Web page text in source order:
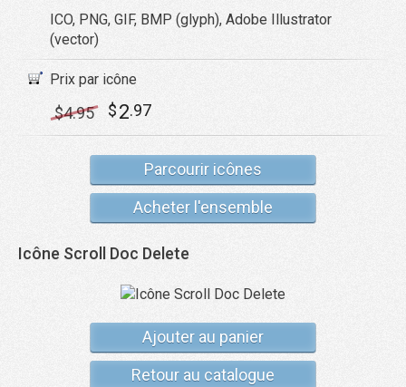
ICO, PNG, GIF, BMP (glyph), Adobe Illustrator
(vector)
Prix par icône
$4.95 $2.97
Parcourir icônes
Acheter l'ensemble
Icône Scroll Doc Delete
Ajouter au panier
Retour au catalogue